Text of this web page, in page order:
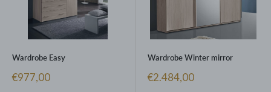
Wardrobe Easy
Prezzo
€977,00
Wardrobe Winter mirror
Prezzo
€2.484,00